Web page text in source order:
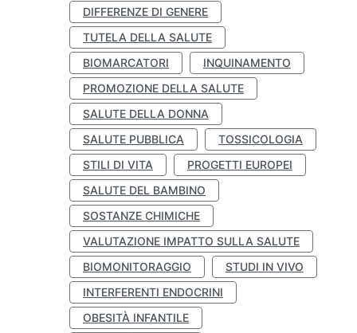
DIFFERENZE DI GENERE
TUTELA DELLA SALUTE
BIOMARCATORI
INQUINAMENTO
PROMOZIONE DELLA SALUTE
SALUTE DELLA DONNA
SALUTE PUBBLICA
TOSSICOLOGIA
STILI DI VITA
PROGETTI EUROPEI
SALUTE DEL BAMBINO
SOSTANZE CHIMICHE
VALUTAZIONE IMPATTO SULLA SALUTE
BIOMONITORAGGIO
STUDI IN VIVO
INTERFERENTI ENDOCRINI
OBESITÀ INFANTILE